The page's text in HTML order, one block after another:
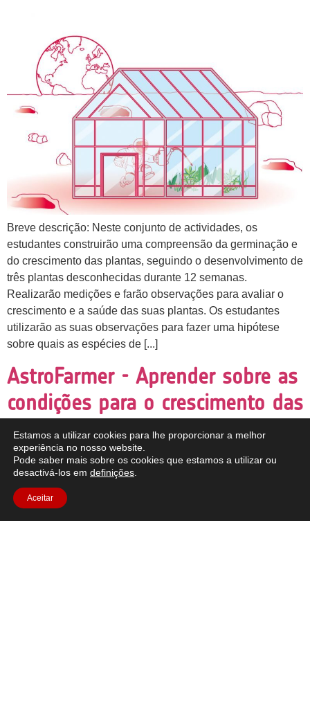
Breve descrição: Neste conjunto de actividades, os
estudantes construirão uma compreensão da germinação e
do crescimento das plantas, seguindo o desenvolvimento de
três plantas desconhecidas durante 12 semanas.
Realizarão medições e farão observações para avaliar o
crescimento e a saúde das suas plantas. Os estudantes
utilizarão as suas observações para fazer uma hipótese
sobre quais as espécies de [...]
AstroFarmer - Aprender sobre as
condições para o crescimento das
plantas
Estamos a utilizar cookies para lhe proporcionar a melhor
experiência no nosso website.
Pode saber mais sobre os cookies que estamos a utilizar ou
desactivá-los em definições
Aceitar